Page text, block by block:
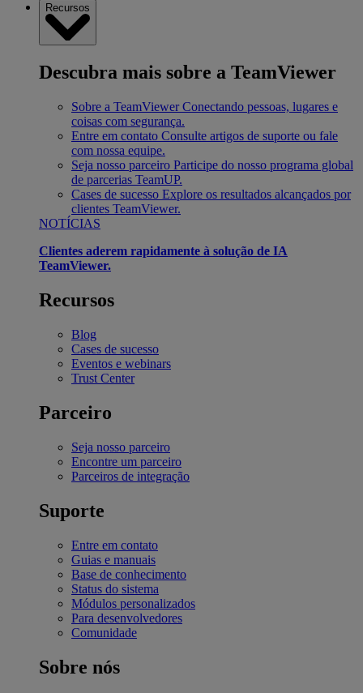
Recursos
Descubra mais sobre a TeamViewer
Sobre a TeamViewer Conectando pessoas, lugares e
coisas com segurança.
Entre em contato Consulte artigos de suporte ou fale
com nossa equipe.
Seja nosso parceiro Participe do nosso programa global
de parcerias TeamUP.
Cases de sucesso Explore os resultados alcançados por
clientes TeamViewer.
NOTÍCIAS
Clientes aderem rapidamente à solução de IA
TeamViewer.
Recursos
Blog
Cases de sucesso
Eventos e webinars
Trust Center
Parceiro
Seja nosso parceiro
Encontre um parceiro
Parceiros de integração
Suporte
Entre em contato
Guias e manuais
Base de conhecimento
Status do sistema
Módulos personalizados
Para desenvolvedores
Comunidade
Sobre nós